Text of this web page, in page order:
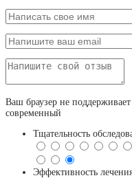
Ваш браузер не
современный
Тщательность
Эффективность